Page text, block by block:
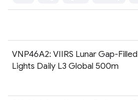
VNP46A2: VIIRS Lunar Gap-
Lights Daily L3 Global 500m